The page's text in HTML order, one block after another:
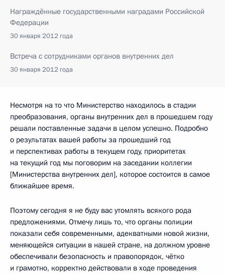
Награждённые государственными наградами Российской
Федерации
30 января 2012 года
Встреча с сотрудниками органов внутренних дел
30 января 2012 года
Несмотря на то что Министерство находилось в стадии
преобразования, органы внутренних дел в прошедшем году
решали поставленные задачи в целом успешно. Подробно
о результатах вашей работы за прошедший год
и перспективах работы в текущем году, приоритетах
на текущий год мы поговорим на заседании коллегии
[Министерства внутренних дел], которое состоится в самое
ближайшее время.
Поэтому сегодня я не буду вас утомлять всякого рода
предложениями. Отмечу лишь то, что органы полиции
показали себя современными, адекватными новой жизни,
меняющейся ситуации в нашей стране, на должном уровне
обеспечивали безопасность и правопорядок, чётко
и грамотно, корректно действовали в ходе проведения